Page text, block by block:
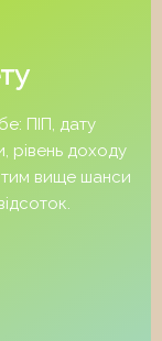
ПІП, дату
рівень доходу
вище шанси